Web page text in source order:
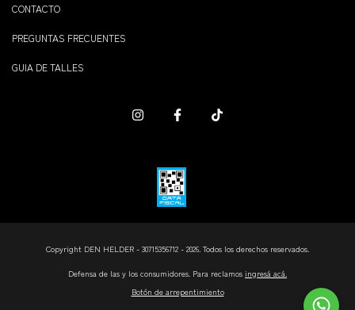
CONTACTO
PREGUNTAS FRECUENTES
GUIA DE TALLES
Copyright DEN HELDER - 30715356712 - 2026. Todos los derechos reservados.
Defensa de las y los consumidores. Para reclamos ingresá acá.
Botón de arrepentimiento